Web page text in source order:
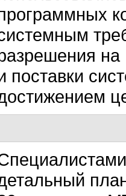
на
поставки